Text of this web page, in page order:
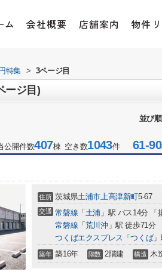
ム 会社概要 店舗案内 物件
特集 > 3ページ目
ージ目)
並び順
公開件数407棟 空き数1043件61-90
住所 茨城県土浦市上高津新町5-67
交通 常磐線 「 土浦 」駅 バス14分 「
常磐線 「 荒川沖 」駅 徒歩71分
つくばエクスプレス 「つくば」
築年 築16年 階数 2階建 構造 木